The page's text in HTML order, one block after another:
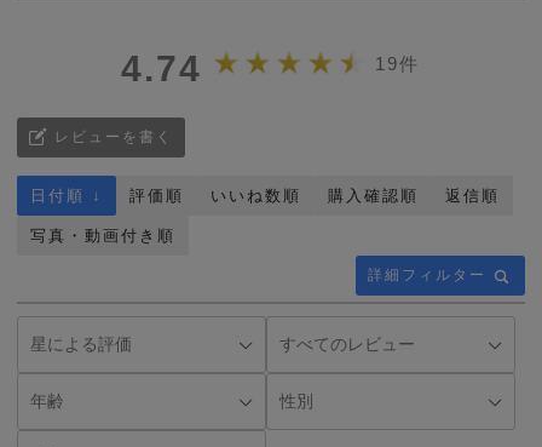
4.74 19件
レビューを書く
詳細フィルター
日付順 ↓ 評価順 いいね数順 購入確認順 返信順
写真・動画付き順